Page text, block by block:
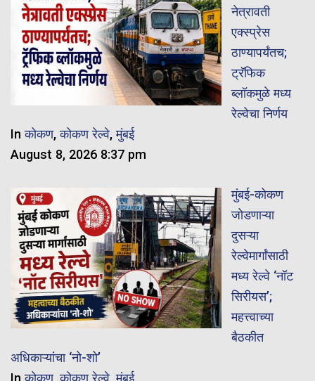
नेत्रावती
एक्स्प्रेस
ठाण्यापर्यंतच;
ट्रॅफिक
ब्लॉकमुळे मध्य
रेल्वेचा निर्णय
Inकोकण,कोकण रेल्वे,मुंबई
August 8, 2026 8:37 pm
मुंबई-कोकण
जोडणाऱ्या
दुसऱ्या
रेल्वेमार्गांसाठी
मध्य रेल्वे ‘नॉट
सिरीयस’;
महत्त्वाच्या
बैठकीत
अधिकाऱ्यांचा ‘नो-शो’
Inकोकण,कोकण रेल्वे ,मुंबई